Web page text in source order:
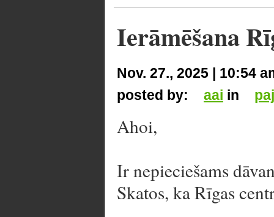
Ierāmēšana
Nov. 27., 2025 | 10:54
posted by:
aai in
Ahoi,
Ir nepieciešams
Skatos, ka Rīgas